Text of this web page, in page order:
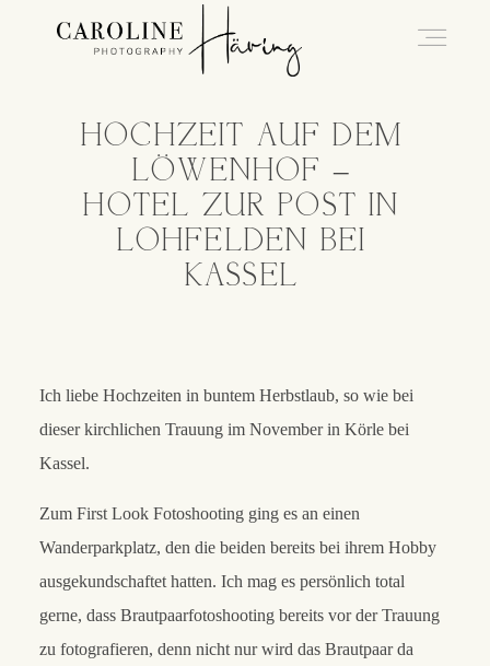
HOCHZEIT AUF DEM
LÖWENHOF –
HOTEL ZUR POST IN
LOHFELDEN BEI
KASSEL
Ich liebe Hochzeiten in buntem Herbstlaub, so wie bei
dieser kirchlichen Trauung im November in Körle bei
Kassel.
Zum First Look Fotoshooting ging es an einen
Wanderparkplatz, den die beiden bereits bei ihrem Hobby
ausgekundschaftet hatten. Ich mag es persönlich total
gerne, dass Brautpaarfotoshooting bereits vor der Trauung
zu fotografieren, denn nicht nur wird das Brautpaar da
Hochzeitsfotografie Kassel
Caro
Blog